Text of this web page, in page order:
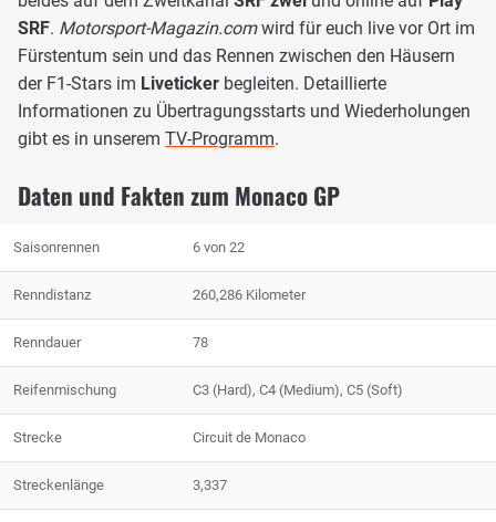
SRF. Motorsport-Magazin.comwird für euch live vor Ort im
Fürstentum sein und das Rennen zwischen den Häusern
der F1-Stars im Liveticker begleiten. Detaillierte
Informationen zu Übertragungsstarts und Wiederholungen
gibt es in unserem TV-Programm.
Daten und Fakten zum Monaco GP
Saisonrennen 6 von 22
Renndistanz 260,286 Kilometer
Renndauer 78
Reifenmischung C3 (Hard), C4 (Medium), C5 (Soft)
Strecke Circuit de Monaco
Streckenlänge 3,337